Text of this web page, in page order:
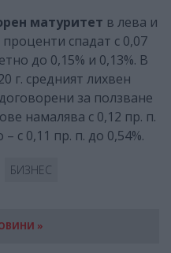
матуритет в лева и
спадат с 0,07
до 0,15% и 0,13%. В
г. средният лихвен
за ползване
намалява с 0,12 пр. п.
с 0,11 пр. п. до 0,54%.
БИЗНЕС
»